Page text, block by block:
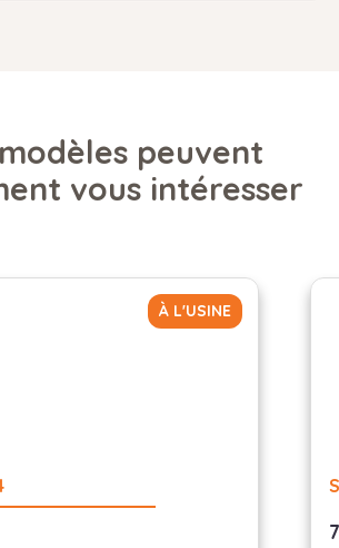
peuvent
vous intéresser
À L'USINE